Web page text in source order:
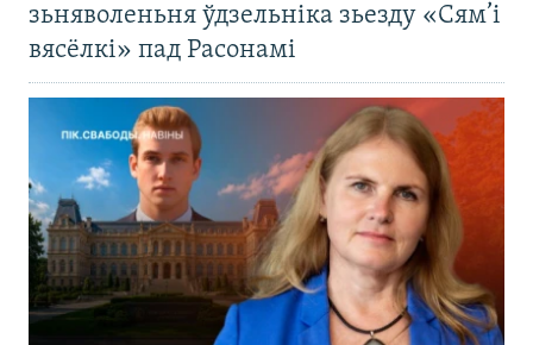
зьняволеньня ўдзельніка зьезду «Сям’і
вясёлкі» пад Расонамі